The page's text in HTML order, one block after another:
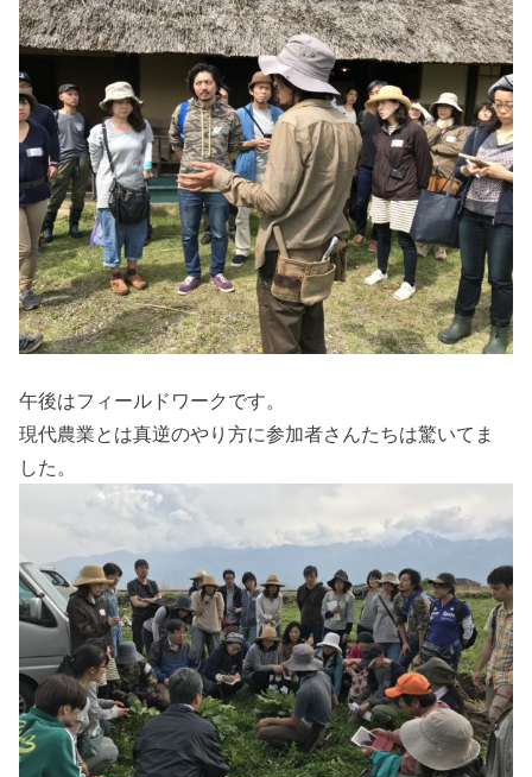
午後はフィールドワークです。
現代農業とは真逆のやり方に参加者さんたちは驚いてま
した。